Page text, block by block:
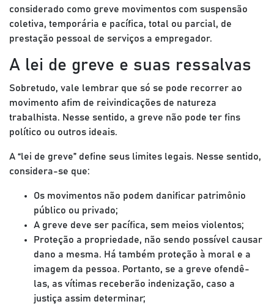
considerado como greve movimentos com suspensão
coletiva, temporária e pacífica, total ou parcial, de
prestação pessoal de serviços a empregador.
A lei de greve e suas ressalvas
Sobretudo, vale lembrar que só se pode recorrer ao
movimento afim de reivindicações de natureza
trabalhista. Nesse sentido, a greve não pode ter fins
político ou outros ideais.
A “lei de greve” define seus limites legais. Nesse sentido,
considera-se que:
Os movimentos não podem danificar patrimônio
público ou privado;
A greve deve ser pacífica, sem meios violentos;
Proteção a propriedade, não sendo possível causar
dano a mesma. Há também proteção à moral e a
imagem da pessoa. Portanto, se a greve ofendê-
las, as vítimas receberão indenização, caso a
justiça assim determinar;